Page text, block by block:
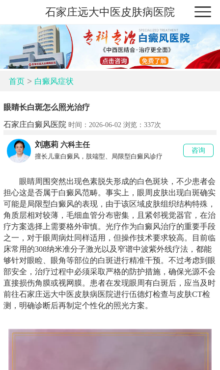
石家庄远大中医皮肤病医院
首页> 白癜风症状
眼睛长白斑怎么照光治疗
石家庄白癜风医院 时间：2026-06-02 浏览： 337次
刘惠莉 六科主任
擅长儿童白癜风，肢端型、局限型白癜风诊疗
咨询
眼睛周围突然出现色素脱失形成的白色斑块，不少患者会
担心这是否属于白癜风范畴。事实上，眼周皮肤出现白斑确实
可能是局限型白癜风的表现，由于该区域皮肤组织结构特殊，
角质层相对较薄，毛细血管分布密集，且紧邻视觉器官，在治
疗方案选择上需要格外审慎。光疗作为白癜风治疗的重要手段
之一，对于眼周病灶同样适用，但操作技术要求较高。目前临
床常用的308纳米准分子激光以及窄谱中波紫外线疗法，都能
够针对眼睑、眼角等部位的白斑进行精准干预。不过考虑到眼
部安全，治疗过程中必须采取严格的防护措施，确保光源不会
直接损伤角膜或视网膜。患者在发现眼周有白斑后，应当及时
前往石家庄远大中医皮肤病医院进行伍德灯检查与皮肤CT检
测，明确诊断后再制定个性化的照光方案。